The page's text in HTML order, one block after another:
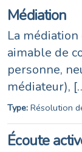
Médiation
La
aimable de
personne,
médiateur),
Type: Résolution
Écoute